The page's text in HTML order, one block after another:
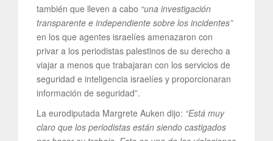
también que lleven a cabo “una investigación
transparente e independiente sobre los incidentes”
en los que agentes israelíes amenazaron con
privar a los periodistas palestinos de su derecho a
viajar a menos que trabajaran con los servicios de
seguridad e inteligencia israelíes y proporcionaran
información de seguridad”.
La eurodiputada Margrete Auken dijo: “Está muy
claro que los periodistas están siendo castigados